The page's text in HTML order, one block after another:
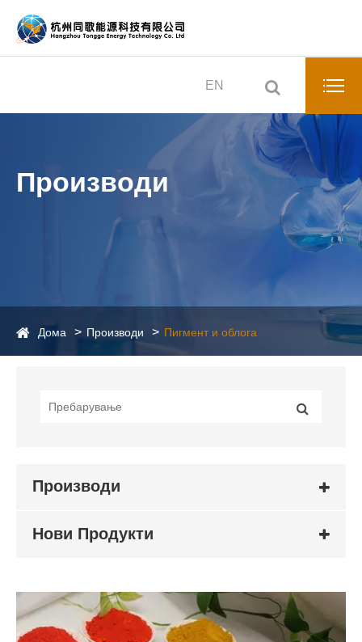
EN
Производи
Дома Производи Пигмент и облога
Производи
Нови Продукти